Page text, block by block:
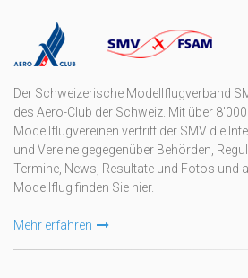
Der Schweizerische Modellflugverband
des Aero-Club der Schweiz. Mit über
Modellflugvereinen vertritt der SMV die
und Vereine gegegenüber Behörden,
Termine, News, Resultate und Fotos und
Modellflug finden Sie hier.
Mehr erfahren